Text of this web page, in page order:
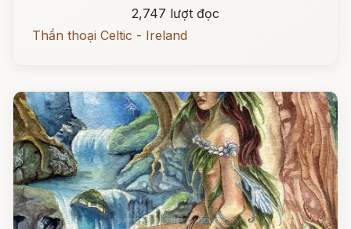
2,747 lượt đọc
Thần thoại Celtic - Ireland